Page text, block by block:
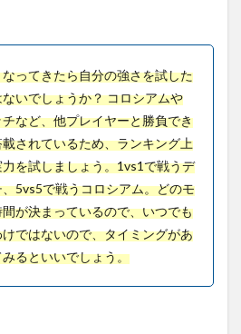
ってきたら自分の強さを試した
いでしょうか？ コロシアムや
など、他プレイヤーと勝負でき
されているため、ランキング上
を試しましょう。1vs1で戦うデ
5vs5で戦うコロシアム。どのモ
が決まっているので、いつでも
ではないので、タイミングがあ
るといいでしょう。